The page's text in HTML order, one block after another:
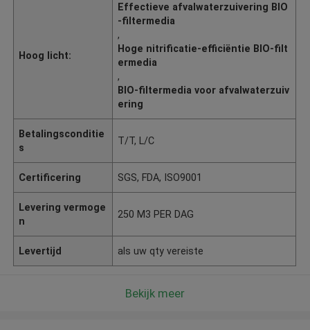
Hoog licht:
Effectieve afvalwaterzuivering BIO
-filtermedia
,
Hoge nitrificatie-efficiëntie BIO-filt
ermedia
,
BIO-filtermedia voor afvalwaterzuiv
ering
Betalingsconditie
s
T/T, L/C
Certificering SGS, FDA, ISO9001
Levering vermoge
n
250 M3 PER DAG
Levertijd als uw qty vereiste
Bekijk meer